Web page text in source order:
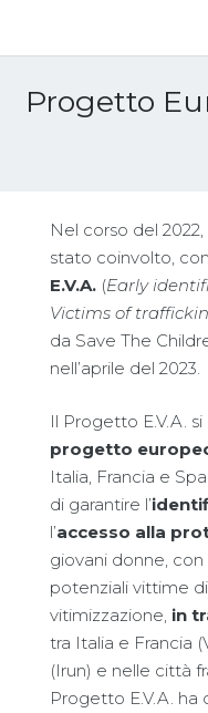
Progetto
Nel corso del
stato coinvolto,
E.V.A. (Early
Victims of
da Save The
nell’aprile del 2023.
Il Progetto E.V.A.
progetto
Italia, Francia e
di garantire l’
l’accesso alla
giovani donne,
potenziali vittime
vitimizzazione, in
tra Italia e Francia
(Irun) e nelle città
Progetto E.V.A.